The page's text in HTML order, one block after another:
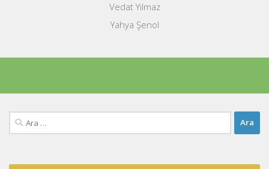
Vedat Yılmaz
Yahya Şenol
Arama: